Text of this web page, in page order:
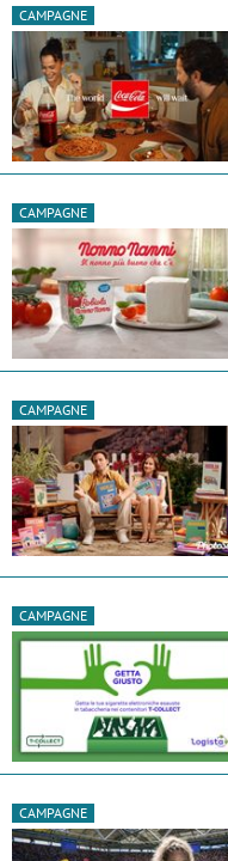
CAMPAGNE
CAMPAGNE
CAMPAGNE
CAMPAGNE
CAMPAGNE